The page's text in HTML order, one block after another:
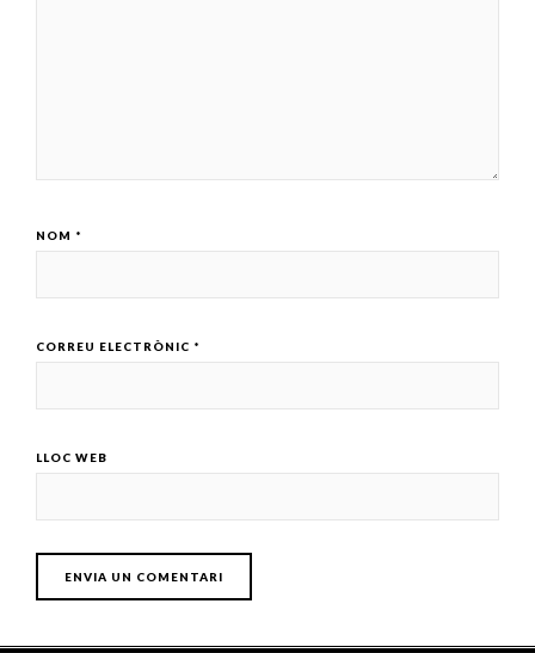
NOM *
CORREU ELECTRÒNIC *
LLOC WEB